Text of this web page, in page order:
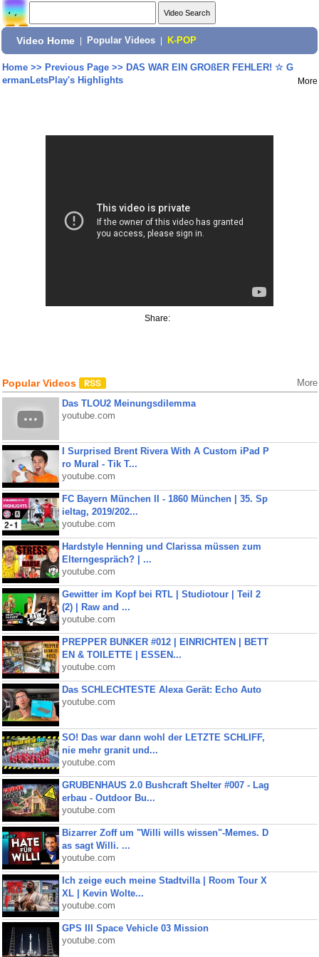
Video Home Popular Videos K-POP
Home>> Previous Page>> DAS WAR EIN GROßER FEHLER! ☆ G
ermanLetsPlay's Highlights
More
Share:
Popular Videos More
Das TLOU2 Meinungsdilemma
youtube.com
I Surprised Brent Rivera With A Custom iPad P
ro Mural - Tik T...
youtube.com
FC Bayern München II - 1860 München | 35. Sp
ieltag, 2019/202...
youtube.com
Hardstyle Henning und Clarissa müssen zum
Elterngespräch? | ...
youtube.com
Gewitter im Kopf bei RTL | Studiotour | Teil 2
(2) | Raw and ...
youtube.com
PREPPER BUNKER #012 | EINRICHTEN | BETT
EN & TOILETTE | ESSEN...
youtube.com
Das SCHLECHTESTE Alexa Gerät: Echo Auto
youtube.com
SO! Das war dann wohl der LETZTE SCHLIFF,
nie mehr granit und...
youtube.com
GRUBENHAUS 2.0 Bushcraft Shelter #007 - Lag
erbau - Outdoor Bu...
youtube.com
Bizarrer Zoff um "Willi wills wissen"-Memes. D
as sagt Willi. ...
youtube.com
Ich zeige euch meine Stadtvilla | Room Tour X
XL | Kevin Wolte...
youtube.com
GPS III Space Vehicle 03 Mission
youtube.com